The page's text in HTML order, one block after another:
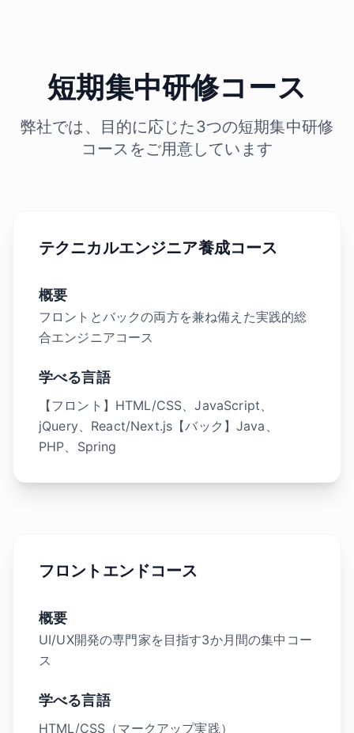
短期集中研修コース
弊社では、目的に応じた3つの短期集中研修
コースをご用意しています
テクニカルエンジニア養成コース
概要
フロントとバックの両方を兼ね備えた実践的総
合エンジニアコース
学べる言語
【フロント】HTML/CSS、JavaScript、
jQuery、React/Next.js【バック】Java、
PHP、Spring
フロントエンドコース
概要
UI/UX開発の専門家を目指す3か月間の集中コー
ス
学べる言語
HTML/CSS（マークアップ実践）